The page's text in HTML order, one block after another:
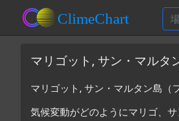
マリゴット, サン・マルタ
マリゴット, サン・マルタン島（
気候変動がどのようにマリゴ、